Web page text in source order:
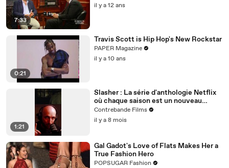
7:33
il y a 12 ans
0:21
Travis Scott is Hip Hop's New Rockstar
PAPER Magazine
il y a 10 ans
1:21
Slasher : La série d'anthologie Netflix
où chaque saison est un nouveau
massacre intelligent et jouissif
Contrebande Films
il y a 8 mois
Gal Gadot's Love of Flats Makes Her a
True Fashion Hero
POPSUGAR Fashion